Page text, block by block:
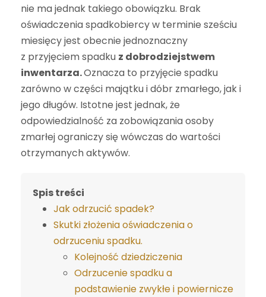
nie ma jednak takiego obowiązku. Brak
oświadczenia spadkobiercy w terminie sześciu
miesięcy jest obecnie jednoznaczny
z przyjęciem spadku z dobrodziejstwem
inwentarza.Oznacza to przyjęcie spadku
zarówno w części majątku i dóbr zmarłego, jak i
jego długów. Istotne jest jednak, że
odpowiedzialność za zobowiązania osoby
zmarłej ograniczy się wówczas do wartości
otrzymanych aktywów.
Spis treści
Jak odrzucić spadek?
Skutki złożenia oświadczenia o
odrzuceniu spadku.
Kolejność dziedziczenia
Odrzucenie spadku a
podstawienie zwykłe i powiernicze